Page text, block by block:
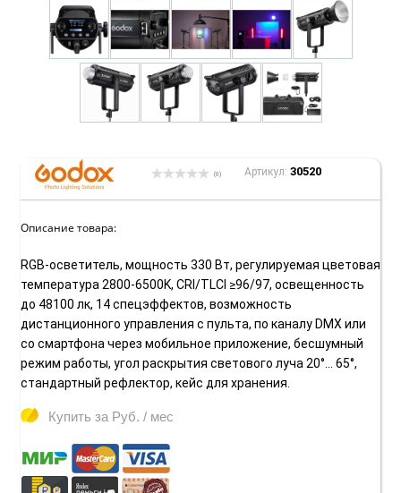
(0) Артикул: 30520
Описание товара:
RGB-осветитель, мощность 330 Вт, регулируемая цветовая
температура 2800-6500K, CRI/TLCI ≥96/97, освещенность
до 48100 лк, 14 спецэффектов, возможность
дистанционного управления с пульта, по каналу DMX или
со смартфона через мобильное приложение, бесшумный
режим работы, угол раскрытия светового луча 20°… 65°,
стандартный рефлектор, кейс для хранения.
Купить за Руб. / мес